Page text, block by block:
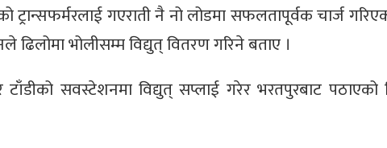
ट्रान्सफर्मरलाई गएराती नै नो लोडमा सफलतापूर्वक चार्ज
ढिलोमा भोलीसम्म विद्युत् वितरण गरिने बताए ।
टाँडीको सवस्टेशनमा विद्युत् सप्लाई गरेर भरतपुरबाट पठाएको